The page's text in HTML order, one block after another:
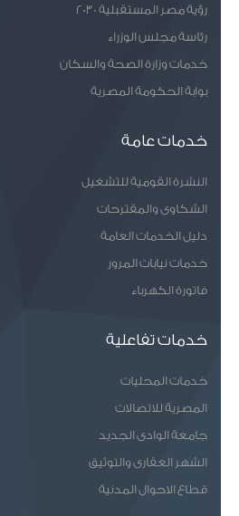
رؤية مصر المستقبلية 2030
رئاسة مجلس الوزراء
خدمات وزارة الصحة والسكان
بوابة الحكومة المصرية
خدمات عامة
النشرة القومية للتشغيل
الشكاوى والمقترحات
دليل الخدمات العامة
خدمات نيابات المرور
فاتورة الكهرباء
خدمات تفاعلية
خدمات المحليات
المصرية للاتصالات
جامعة الوادى الجديد
الشهر العقارى والتوثيق
قطاع الاحوال المدنية